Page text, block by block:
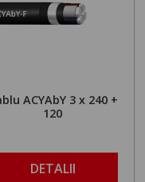
ACYAbY 3 x 240 +
120
DETALII